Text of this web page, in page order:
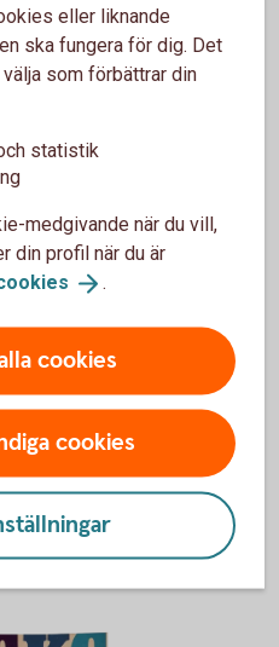
eller liknande
ska fungera för dig. Det
som förbättrar din
statistik
medgivande när du vill,
din profil när du är
.
cookies
cookies